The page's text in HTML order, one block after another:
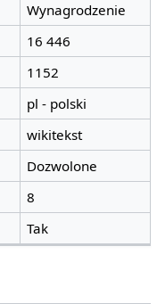
Wynagrodzenie
16 446
1152
pl - polski
wikitekst
Dozwolone
8
Tak